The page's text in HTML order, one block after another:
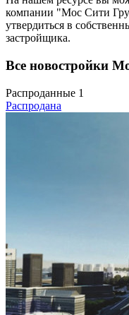
компании "Мос Сити
утвердиться в
застройщика.
Все новостройки
Распроданные 1
Распродана